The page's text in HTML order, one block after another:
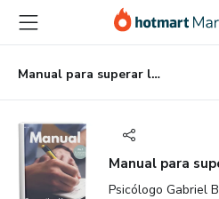
principal
página
de
página
Manual para superar la procastinación
Manual para
Psicólogo Gabriel